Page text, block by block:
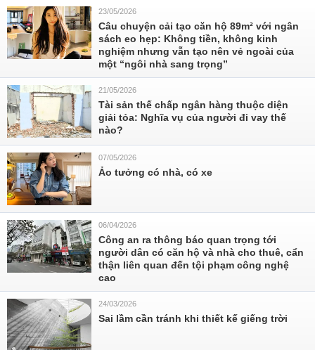
23/05/2026
Câu chuyện cải tạo căn hộ 89m² với ngân
sách eo hẹp: Không tiền, không kinh
nghiệm nhưng vẫn tạo nên vẻ ngoài của
một “ngôi nhà sang trọng”
21/05/2026
Tài sản thế chấp ngân hàng thuộc diện
giải tỏa: Nghĩa vụ của người đi vay thế
nào?
07/05/2026
Ảo tưởng có nhà, có xe
06/04/2026
Công an ra thông báo quan trọng tới
người dân có căn hộ và nhà cho thuê, cẩn
thận liên quan đến tội phạm công nghệ
cao
24/03/2026
Sai lầm cần tránh khi thiết kế giếng trời